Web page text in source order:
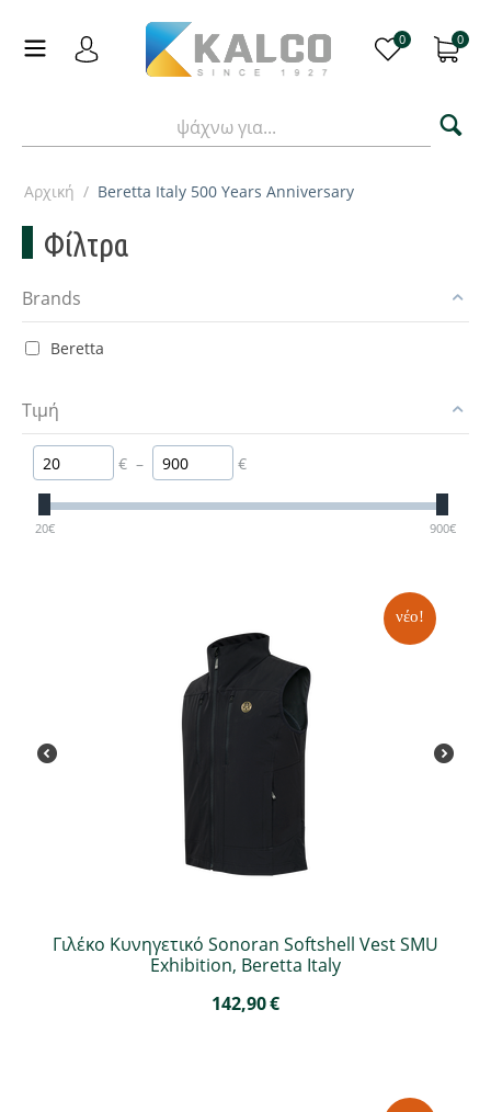
0 0
Αρχική / Beretta Italy 500 Years Anniversary
Φίλτρα
Brands
Beretta
Τιμή
€ – €
20€ 900€
νέο!
Γιλέκο Κυνηγετικό Sonoran Softshell Vest SMU
Exhibition, Beretta Italy
142,90€